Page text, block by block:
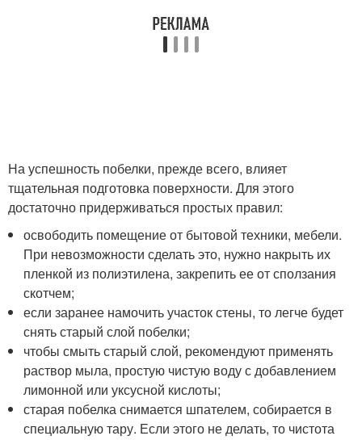
На успешность побелки, прежде всего, влияет
тщательная подготовка поверхности. Для этого
достаточно придерживаться простых правил:
освободить помещение от бытовой техники, мебели.
При невозможности сделать это, нужно накрыть их
пленкой из полиэтилена, закрепить ее от сползания
скотчем;
если заранее намочить участок стены, то легче будет
снять старый слой побелки;
чтобы смыть старый слой, рекомендуют применять
раствор мыла, простую чистую воду с добавлением
лимонной или уксусной кислоты;
старая побелка снимается шпателем, собирается в
специальную тару. Если этого не делать, то чистота